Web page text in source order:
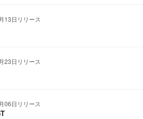
13日リリース
23日リリース
06日リリース